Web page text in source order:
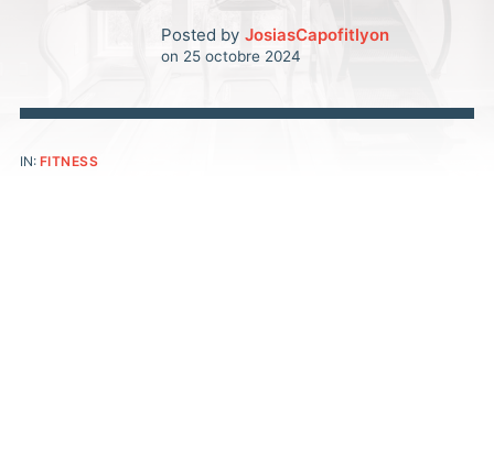
Posted by JosiasCapofitlyon
on 25 octobre 2024
IN: FITNESS